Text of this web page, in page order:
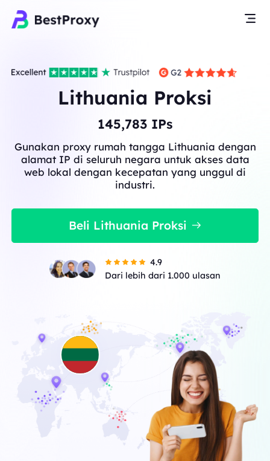
Lithuania Proksi
145,783IPs
Gunakan proxy rumah tangga Lithuania dengan
alamat IP di seluruh negara untuk akses data
web lokal dengan kecepatan yang unggul di
industri.
Beli Lithuania Proksi
4.9
Dari lebih dari 1.000 ulasan